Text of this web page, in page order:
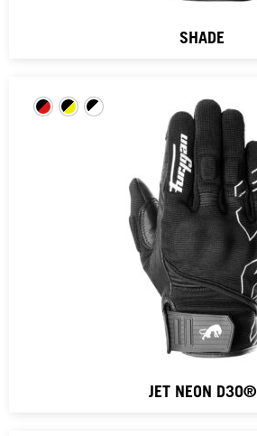
SHADE
JET NEON D3O®